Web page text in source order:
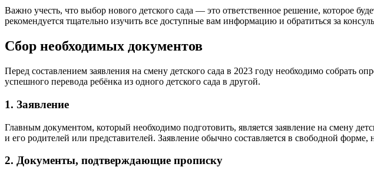
Важно учесть, что выбор нового детского сада — это ответственное решение, которое
рекомендуется тщательно изучить все доступные вам информацию и обратиться за
Сбор необходимых документов
Перед составлением заявления на смену детского сада в 2023 году необходимо собрать
успешного перевода ребёнка из одного детского сада в другой.
1. Заявление
Главным документом, который необходимо подготовить, является заявление на смену
и его родителей или представителей. Заявление обычно составляется в свободной
2. Документы, подтверждающие прописку